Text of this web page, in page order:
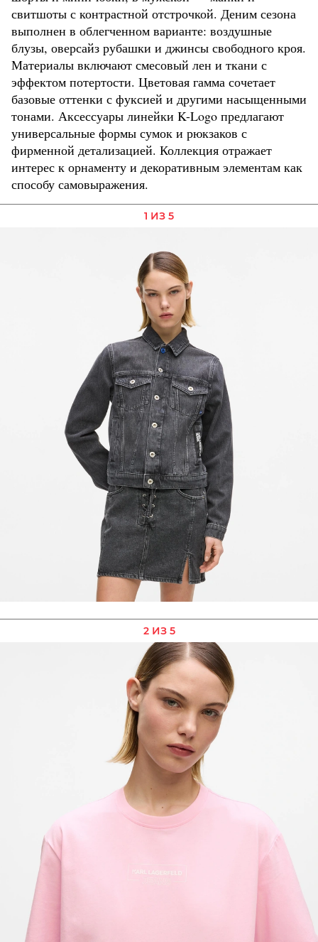
свитшоты с контрастной отстрочкой. Деним сезона
выполнен в облегченном варианте: воздушные
блузы, оверсайз рубашки и джинсы свободного кроя.
Материалы включают смесовый лен и ткани с
эффектом потертости. Цветовая гамма сочетает
базовые оттенки с фуксией и другими насыщенными
тонами. Аксессуары линейки K-Logo предлагают
универсальные формы сумок и рюкзаков с
фирменной детализацией. Коллекция отражает
интерес к орнаменту и декоративным элементам как
способу самовыражения.
1 ИЗ 5
2 ИЗ 5